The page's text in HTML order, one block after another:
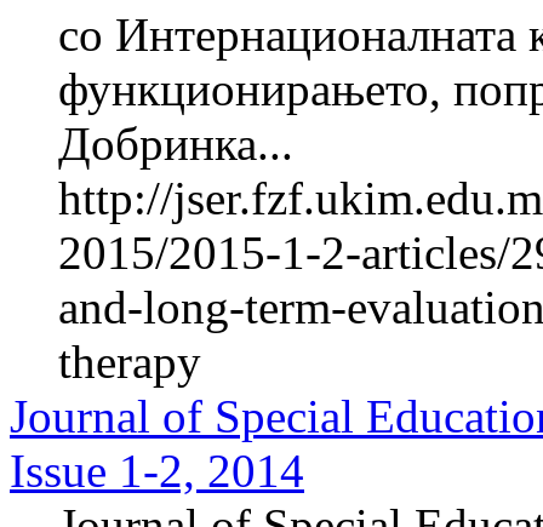
со Интернационалната
функционирањето,
Добринка...
http://
2015/2015-1-2-articles/
and-long-term-
therapy
Journal of Special
Issue 1-2, 2014